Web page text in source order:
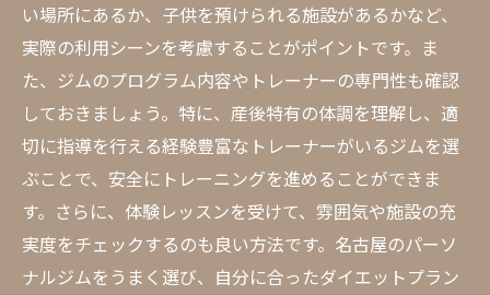
い場所にあるか、子供を預けられる施設があるかなど、
実際の利用シーンを考慮することがポイントです。ま
た、ジムのプログラム内容やトレーナーの専門性も確認
しておきましょう。特に、産後特有の体調を理解し、適
切に指導を行える経験豊富なトレーナーがいるジムを選
ぶことで、安全にトレーニングを進めることができま
す。さらに、体験レッスンを受けて、雰囲気や施設の充
実度をチェックするのも良い方法です。名古屋のパーソ
ナルジムをうまく選び、自分に合ったダイエットプラン